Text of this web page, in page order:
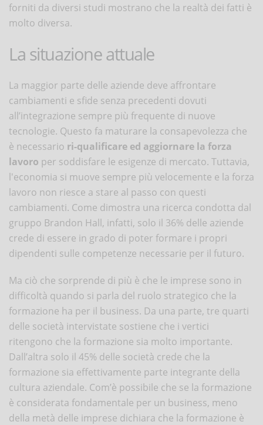
forniti da diversi studi mostrano che la realtà dei fatti è
molto diversa.
La situazione attuale
La maggior parte delle aziende deve affrontare
cambiamenti e sfide senza precedenti dovuti
all’integrazione sempre più frequente di nuove
tecnologie. Questo fa maturare la consapevolezza che
è necessario ri-qualificare ed aggiornare la forza
lavoro per soddisfare le esigenze di mercato. Tuttavia,
l'economia si muove sempre più velocemente e la forza
lavoro non riesce a stare al passo con questi
cambiamenti. Come dimostra una ricerca condotta dal
gruppo Brandon Hall, infatti, solo il 36% delle aziende
crede di essere in grado di poter formare i propri
dipendenti sulle competenze necessarie per il futuro.
Ma ciò che sorprende di più è che le imprese sono in
difficoltà quando si parla del ruolo strategico che la
formazione ha per il business. Da una parte, tre quarti
delle società intervistate sostiene che i vertici
ritengono che la formazione sia molto importante.
Dall’altra solo il 45% delle società crede che la
formazione sia effettivamente parte integrante della
cultura aziendale. Com’è possibile che se la formazione
è considerata fondamentale per un business, meno
della metà delle imprese dichiara che la formazione è